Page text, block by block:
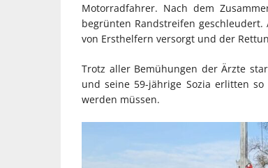
Motorradfahrer. Nach dem
begrünten Randstreifen
von Ersthelfern versorgt und der
Trotz aller Bemühungen der Ärzte
und seine 59-jährige Sozia erlitten
werden müssen.